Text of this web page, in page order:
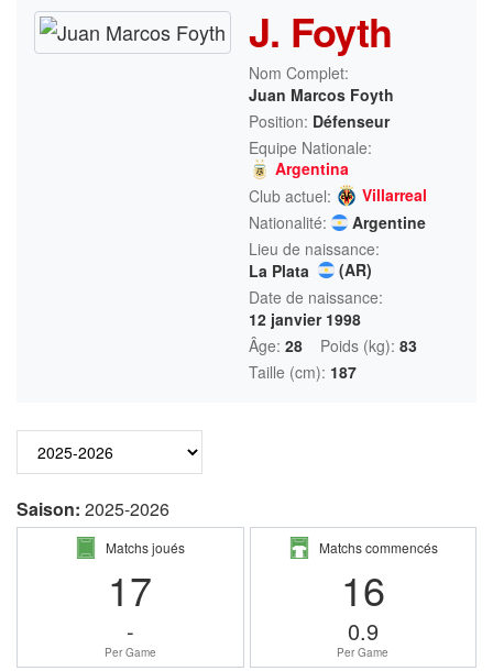
J. Foyth
Nom Complet:
Juan Marcos Foyth
Position: Défenseur
Equipe Nationale:
Argentina
Club actuel:
Villarreal
Nationalité:
Argentine
Lieu de naissance:
La Plata
(AR)
Date de naissance:
12 janvier 1998
Âge: 28 Poids (kg): 83
Taille (cm): 187
Saison: 2025-2026
Matchs joués
17
-
Per Game
Matchs commencés
16
0.9
Per Game